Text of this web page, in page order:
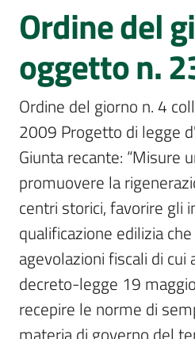
Per
i
media
Per
i
cittadini
Ordine del
oggetto n.
Ordine del giorno n. 4
2009 Progetto di legge
Giunta recante: “Misure
promuovere la
centri storici, favorire gli
qualificazione edilizia
agevolazioni fiscali di
decreto-legge 19
recepire le norme di